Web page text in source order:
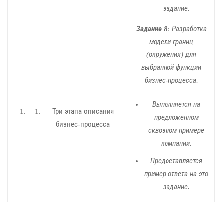
Три этапа описания
бизнес-процесса
задание.
Задание 8: Разработка
модели границ
(окружения) для
выбранной функции
бизнес-процесса.
Выполняется на
предложенном
сквозном примере
компании.
Предоставляется
пример ответа на это
задание.